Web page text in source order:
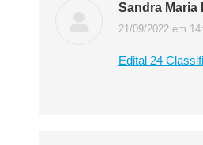
Sandra Maria
disse:
21/09/2022 em
Edital 24